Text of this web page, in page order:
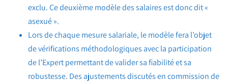
exclu. Ce deuxième modèle des salaires est donc dit «
asexué ».
Lors de chaque mesure salariale, le modèle fera l’objet
de vérifications méthodologiques avec la participation
de l’Expert permettant de valider sa fiabilité et sa
robustesse. Des ajustements discutés en commission de